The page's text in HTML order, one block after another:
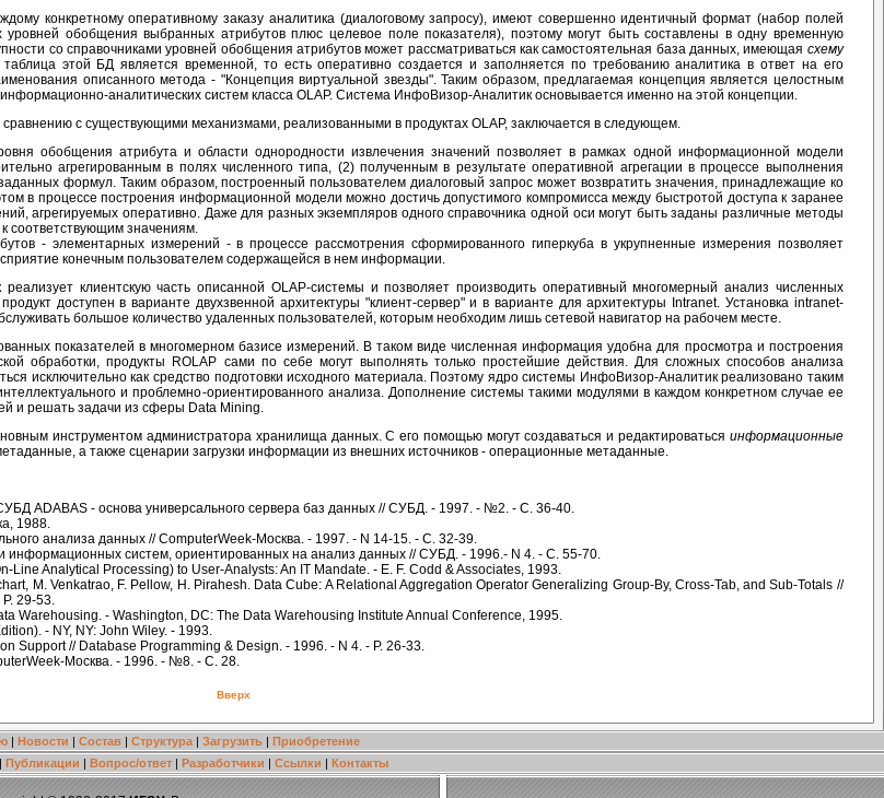
конкретному оперативному заказу аналитика (диалоговому запросу), имеют совершенно идентичный формат (набор полей
уровней обобщения выбранных атрибутов плюс целевое поле показателя), поэтому могут быть составлены в одну временную
со справочниками уровней обобщения атрибутов может рассматриваться как самостоятельная база данных, имеющая схему
этой БД является временной, то есть оперативно создается и заполняется по требованию аналитика в ответ на его
описанного метода - "Концепция виртуальной звезды". Таким образом, предлагаемая концепция является целостным
аналитических систем класса OLAP. Система ИнфоВизор-Аналитик основывается именно на этой концепции.
с существующими механизмами, реализованными в продуктах OLAP, заключается в следующем.
обобщения атрибута и области однородности извлечения значений позволяет в рамках одной информационной модели
агрегированным в полях численного типа, (2) полученным в результате оперативной агрегации в процессе выполнения
формул. Таким образом, построенный пользователем диалоговый запрос может возвратить значения, принадлежащие ко
в процессе построения информационной модели можно достичь допустимого компромисса между быстротой доступа к заранее
агрегируемых оперативно. Даже для разных экземпляров одного справочника одной оси могут быть заданы различные методы
соответствующим значениям.
- элементарных измерений - в процессе рассмотрения сформированного гиперкуба в укрупненные измерения позволяет
конечным пользователем содержащейся в нем информации.
клиентскую часть описанной OLAP-системы и позволяет производить оперативный многомерный анализ численных
доступен в варианте двухзвенной архитектуры "клиент-сервер" и в варианте для архитектуры Intranet. Установка intranet-
большое количество удаленных пользователей, которым необходим лишь сетевой навигатор на рабочем месте.
показателей в многомерном базисе измерений. В таком виде численная информация удобна для просмотра и построения
обработки, продукты ROLAP сами по себе могут выполнять только простейшие действия. Для сложных способов анализа
исключительно как средство подготовки исходного материала. Поэтому ядро системы ИнфоВизор-Аналитик реализовано таким
и проблемно-ориентированного анализа. Дополнение системы такими модулями в каждом конкретном случае ее
и решать задачи из сферы Data Mining.
инструментом администратора хранилища данных. С его помощью могут создаваться и редактироваться информационные
а также сценарии загрузки информации из внешних источников - операционные метаданные.
ADABAS - основа универсального сервера баз данных // СУБД. - 1997. - №2. - С. 36-40.
1988.
анализа данных // ComputerWeek-Москва. - 1997. - N 14-15. - С. 32-39.
информационных систем, ориентированных на анализ данных // СУБД. - 1996.- N 4. - С. 55-70.
Line Analytical Processing) to User-Analysts: An IT Mandate. - E. F. Codd & Associates, 1993.
M. Venkatrao, F. Pellow, H. Pirahesh. Data Cube: A Relational Aggregation Operator Generalizing Group-By, Cross-Tab, and Sub-Totals //
29-53.
Warehousing. - Washington, DC: The Data Warehousing Institute Annual Conference, 1995.
- NY, NY: John Wiley. - 1993.
Support // Database Programming & Design. - 1996. - N 4. - P. 26-33.
Москва. - 1996. - №8. - С. 28.
Вверх
| Новости | Состав | Структура | Загрузить | Приобретение
| Публикации | Вопрос/ответ | Разработчики | Ссылки | Контакты